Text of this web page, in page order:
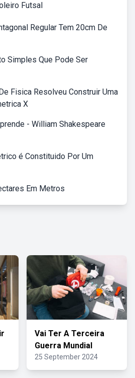
Futsal
Regular Tem 20cm De
Simples Que Pode Ser
Fisica Resolveu Construir Uma
X
- William Shakespeare
é Constituido Por Um
Em Metros
Vai Ter A Terceira
Guerra Mundial
25 September 2024